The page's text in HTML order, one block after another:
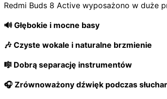
Redmi Buds 8 Active wyposażono w duże
🔊 Głębokie i mocne basy
🎶 Czyste wokale i naturalne brzmienie
🎼 Dobrą separację instrumentów
🎧 Zrównoważony dźwięk podczas